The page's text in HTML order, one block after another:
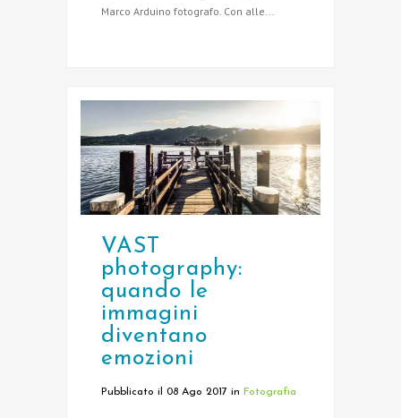
Marco Arduino fotografo. Con alle...
VAST
photography:
quando le
immagini
diventano
emozioni
Pubblicato il 08 Ago 2017 in Fotografia